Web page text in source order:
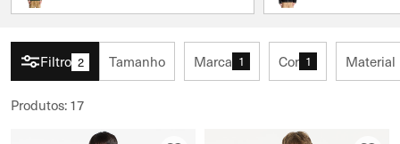
Filtro 2 Tamanho Marca 1 Cor 1 Material
Produtos: 17